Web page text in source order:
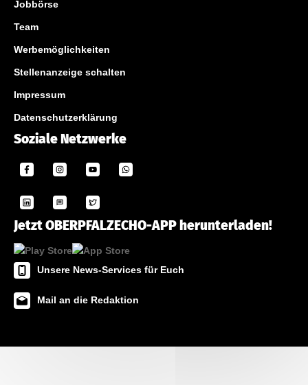
Jobbörse
Team
Werbemöglichkeiten
Stellenanzeige schalten
Impressum
Datenschutzerklärung
Soziale Netzwerke
Jetzt OBERPFALZECHO-APP herunterladen!
Unsere News-Services für Euch
Mail an die Redaktion